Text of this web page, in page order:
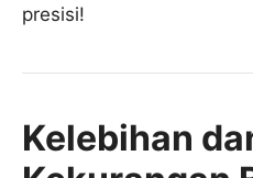
presisi!
Kelebihan